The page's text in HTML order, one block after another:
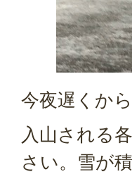
今夜遅くか
入山される
さい。雪が